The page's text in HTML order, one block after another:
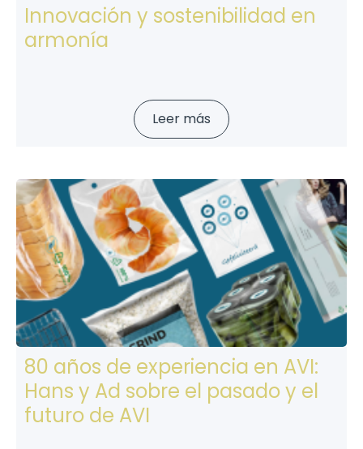
Innovación y sostenibilidad en
armonía
Leer más
80 años de experiencia en AVI:
Hans y Ad sobre el pasado y el
futuro de AVI